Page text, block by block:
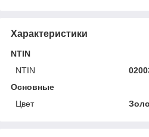
Характеристики
NTIN
NTIN
Основные
Цвет